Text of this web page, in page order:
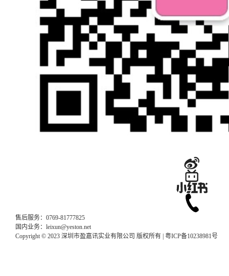
售后服务：0769-81777825
国内业务：leixun@yeston.net
Copyright © 2023 深圳市盈嘉讯实业有限公司 版权所有 | 粤ICP备10238981号